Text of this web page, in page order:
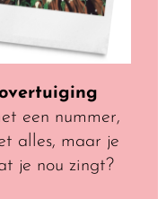
een nummer,
alles, maar je
je nou zingt?